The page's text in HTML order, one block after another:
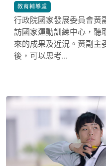
教育輔導處 *
行政院國家發展委員會黃
訪國家運動訓練中心，聽
來的成果及近況。黃副主
後，可以思考...